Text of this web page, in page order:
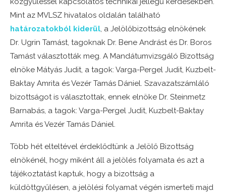
Mint az MVLSZ hivatalos oldalán található
határozatokból kiderül, a Jelölőbizottság elnökének
Dr. Ugrin Tamást, tagoknak Dr. Bene Andrást és Dr. Boros
Tamást választották meg. A Mandátumvizsgáló Bizottság
elnöke Mátyás Judit, a tagok: Varga-Pergel Judit, Kuzbelt-
Baktay Amrita és Vezér Tamás Dániel. Szavazatszámláló
bizottságot is választottak, ennek elnöke Dr. Steinmetz
Barnabás, a tagok: Varga-Pergel Judit, Kuzbelt-Baktay
Amrita és Vezér Tamás Dániel.
Több hét elteltével érdeklődtünk a Jelölő Bizottság
elnökénél, hogy miként áll a jelölés folyamata és azt a
tájékoztatást kaptuk, hogy a bizottság a
küldöttgyűlésen, a jelölési folyamat végén ismerteti majd